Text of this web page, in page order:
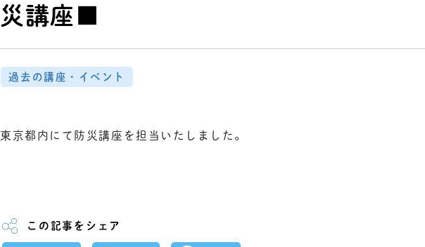
災講座■
過去の講座・イベント
東京都内にて防災講座を担当いたしました。
この記事をシェア